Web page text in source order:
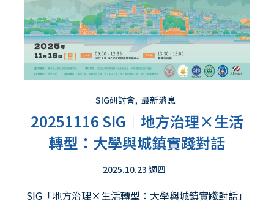
SIG研討會, 最新消息
20251116 SIG｜地方治理×生活
轉型：大學與城鎮實踐對話
2025.10.23 週四
SIG「地方治理×生活轉型：大學與城鎮實踐對話」